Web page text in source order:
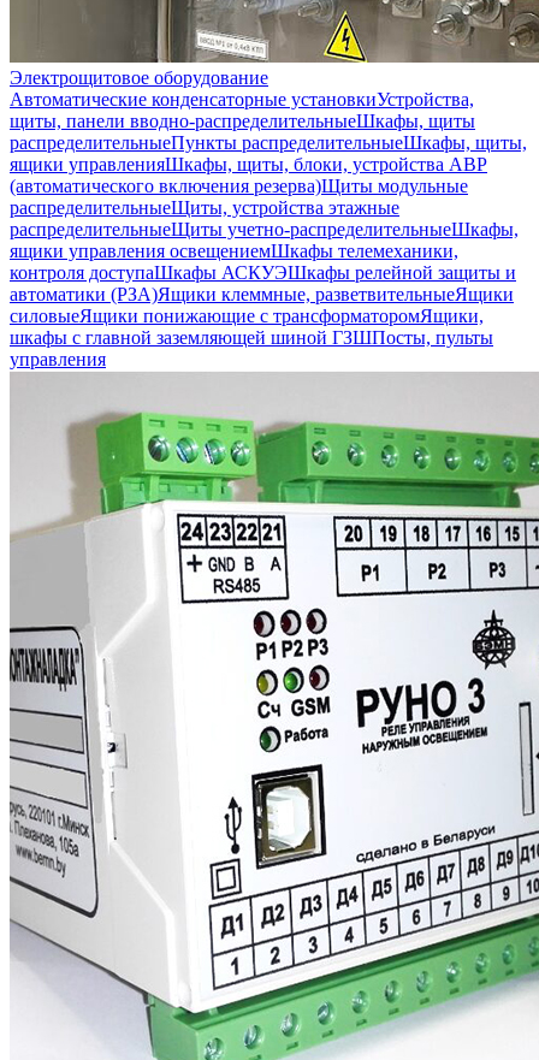
Электрощитовое оборудование
Автоматические конденсаторные установкиУстройства,
щиты, панели вводно-распределительныеШкафы, щиты
распределительныеПункты распределительныеШкафы, щиты,
ящики управленияШкафы, щиты, блоки, устройства АВР
(автоматического включения резерва)Щиты модульные
распределительныеЩиты, устройства этажные
распределительныеЩиты учетно-распределительныеШкафы,
ящики управления освещениемШкафы телемеханики,
контроля доступаШкафы АСКУЭШкафы релейной защиты и
автоматики (РЗА)Ящики клеммные, разветвительныеЯщики
силовыеЯщики понижающие с трансформаторомЯщики,
шкафы с главной заземляющей шиной ГЗШПосты, пульты
управления